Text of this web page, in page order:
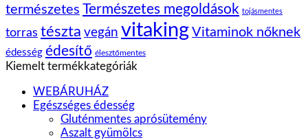
természetes Természetes megoldások tojásmentes
torras tészta vegán vitaking Vitaminok nőknek
édesség édesítő élesztőmentes
Kiemelt termékkategóriák
WEBÁRUHÁZ
Egészséges édesség
Gluténmentes aprósütemény
Aszalt gyümölcs